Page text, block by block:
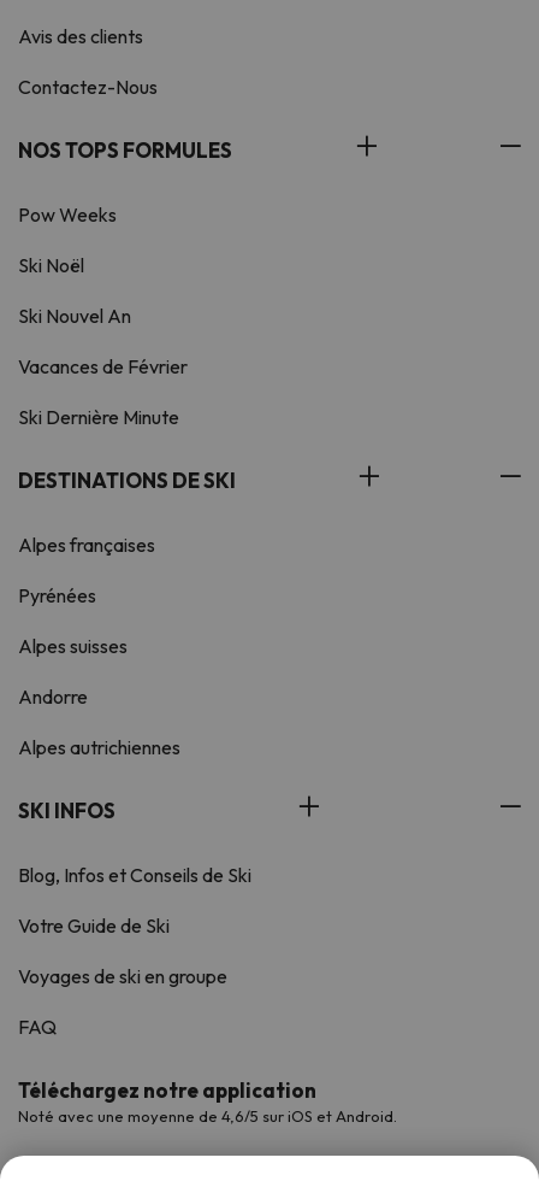
Avis des clients
Contactez-Nous
NOS TOPS FORMULES
Pow Weeks
Ski Noël
Ski Nouvel An
Vacances de Février
Ski Dernière Minute
DESTINATIONS DE SKI
Alpes françaises
Pyrénées
Alpes suisses
Andorre
Alpes autrichiennes
SKI INFOS
Blog, Infos et Conseils de Ski
Votre Guide de Ski
Voyages de ski en groupe
FAQ
Téléchargez notre application
Noté avec une moyenne de 4,6/5 sur iOS et Android.